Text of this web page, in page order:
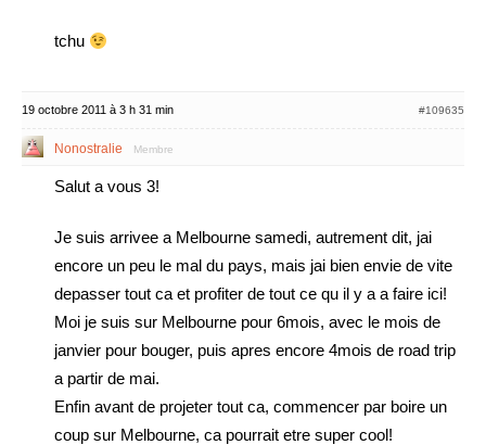
tchu
19 octobre 2011 à 3 h 31 min #109635
Nonostralie Membre
Salut a vous 3!
Je suis arrivee a Melbourne samedi, autrement dit, jai
encore un peu le mal du pays, mais jai bien envie de vite
depasser tout ca et profiter de tout ce qu il y a a faire ici!
Moi je suis sur Melbourne pour 6mois, avec le mois de
janvier pour bouger, puis apres encore 4mois de road trip
a partir de mai.
Enfin avant de projeter tout ca, commencer par boire un
coup sur Melbourne, ca pourrait etre super cool!